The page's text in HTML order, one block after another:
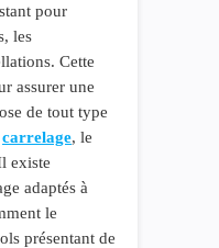
pour
les
Cette
assurer une
de tout type
carrelage, le
existe
adaptés à
le
présentant de